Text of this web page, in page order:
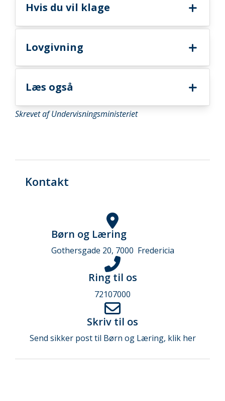
Hvis du vil klage
Lovgivning
Læs også
Skrevet af Undervisningsministeriet
Kontakt
Børn og Læring
Gothersgade 20, 7000 Fredericia
Ring til os
72107000
Skriv til os
Send sikker post til Børn og Læring, klik her